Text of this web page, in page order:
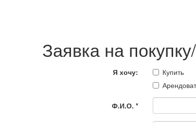
Заявка на
Я хочу:
Купить
Ф.И.О. *